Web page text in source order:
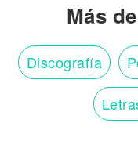
Más
Discografía